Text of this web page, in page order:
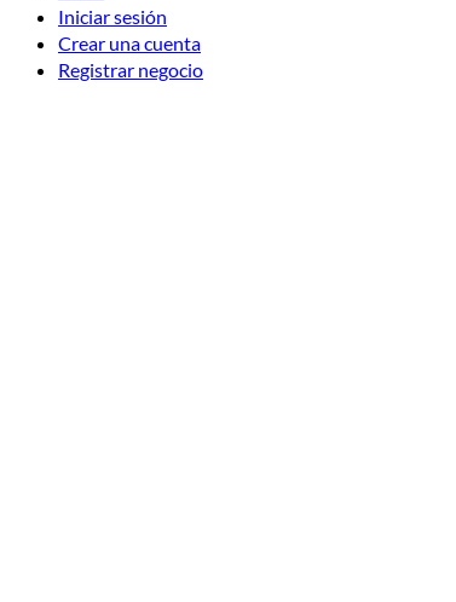
Iniciar sesión
Crear una cuenta
Registrar negocio